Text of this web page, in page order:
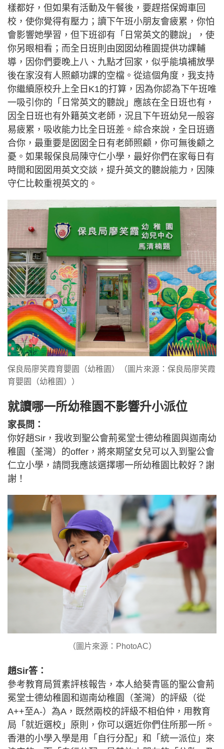
樣都好，但如果有活動及午餐後，要趕搭保姆車回
校，使你覺得有壓力；讀下午班小朋友會疲累，你怕
會影響她學習，但下班卻有「日常英文的聽說」，使
你另眼相看；而全日班則由囡囡幼稚園提供功課輔
導，因你們要晚上八、九點才回家，似乎能填補放學
後在家沒有人照顧功課的空檔。從這個角度，我支持
你繼續原校升上全日K1的打算，因為你認為下午班唯
一吸引你的「日常英文的聽說」應該在全日班也有，
因全日班也有外籍英文老師，況且下午班幼兒一般容
易疲累，吸收能力比全日班差。綜合來說，全日班適
合你，最重要是囡囡全日有老師照顧，你可無後顧之
憂。如果報保良局陳守仁小學，最好你們在家每日有
時間和囡囡用英文交談，提升英文的聽說能力，因陳
守仁比較重視英文的。
保良局廖笑霞育嬰園（幼稚園）（圖片來源：保良局廖笑霞
育嬰園（幼稚園））
就讀哪一所幼稚園不影響升小派位
家長問：
你好趙Sir，我收到聖公會荊冕堂士德幼稚園與迦南幼
稚園（荃灣）的offer，將來期望女兒可以入到聖公會
仁立小學，請問我應該選擇哪一所幼稚園比較好？謝
謝！
（圖片來源：PhotoAC）
趙Sir答：
參考教育局質素評核報告，本人給葵青區的聖公會荊
冕堂士德幼稚園和迦南幼稚園（荃灣）的評級（從
A++至A-）為A，既然兩校的評級不相伯仲，用教育
局「就近選校」原則，你可以選近你們住所那一所。
香港的小學入學是用「自行分配」和「統一派位」來